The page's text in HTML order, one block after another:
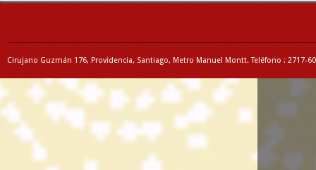
Cirujano Guzmán 176, Providencia, Santiago, Metro Manuel Montt. Teléfono : 2717-